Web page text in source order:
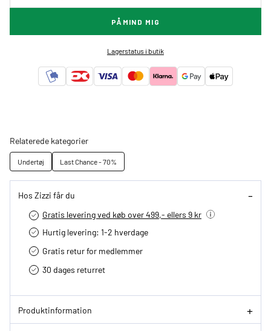
PÅMIND MIG
Lagerstatus i butik
Relaterede kategorier
Undertøj Last Chance - 70%
Hos Zizzi får du
Gratis levering ved køb over 499,- ellers 9 kr
Hurtig levering­: 1-2 hverdage
Gratis retur for medlemmer
30 dages returret
Produktinformation